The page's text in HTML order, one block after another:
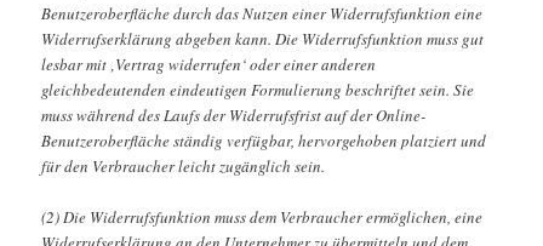
Benutzeroberfläche durch das Nutzen einer Widerrufsfunktion eine
Widerrufserklärung abgeben kann. Die Widerrufsfunktion muss gut
lesbar mit ‚Vertrag widerrufen‘ oder einer anderen
gleichbedeutenden eindeutigen Formulierung beschriftet sein. Sie
muss während des Laufs der Widerrufsfrist auf der Online-
Benutzeroberfläche ständig verfügbar, hervorgehoben platziert und
für den Verbraucher leicht zugänglich sein.
(2) Die Widerrufsfunktion muss dem Verbraucher ermöglichen, eine